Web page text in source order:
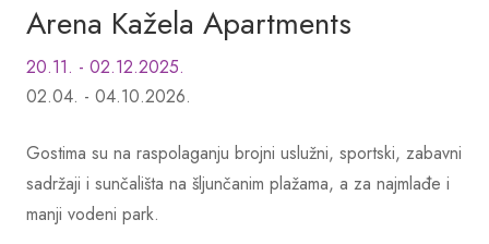
Arena Kažela Apartments
20.11. - 02.12.2025.
02.04. - 04.10.2026.
Gostima su na raspolaganju brojni uslužni, sportski, zabavni
sadržaji i sunčališta na šljunčanim plažama, a za najmlađe i
manji vodeni park.